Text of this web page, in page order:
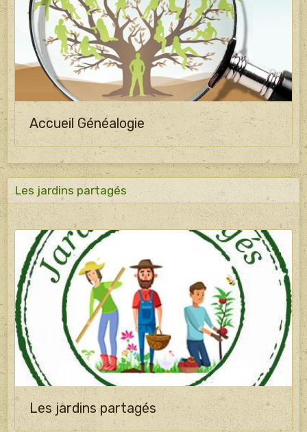
Accueil Généalogie
Les jardins partagés
Les jardins partagés